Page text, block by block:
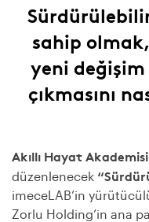
Başvuru
Sonuçlarının
Duyurusu
22 Ekim 2022
Oryantasyon ve
27 Ekim 2022
Sürdürülebilirlik
Yaşam Döngüsü
Eğitimi
sahip
yeni
çıkmasını
Akıllı Hayat Akademisi
düzenlenecek
imeceLAB’in
Zorlu Holding’in ana